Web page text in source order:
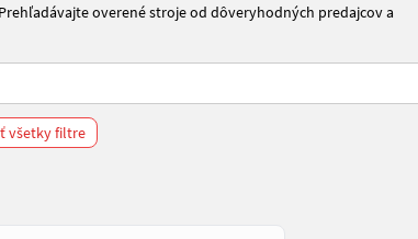
overené stroje od dôveryhodných predajcov a
všetky filtre